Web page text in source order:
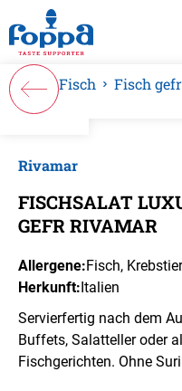
springen
Fisch Fisch
Rivamar
FISCHSALAT
GEFR RIVAMAR
Allergene:Fisch,
Herkunft:Italien
Servierfertig nach dem
Buffets, Salatteller oder
Fischgerichten. Ohne